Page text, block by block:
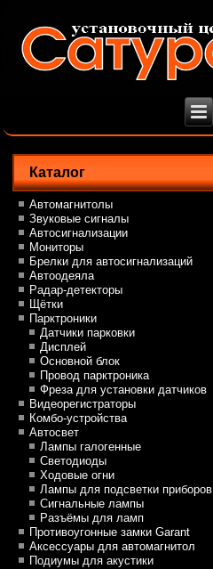
Каталог
Автомагнитолы
Звуковые сигналы
Автосигнализации
Мониторы
Брелки для автосигнализаций
Автоодеяла
Радар-детекторы
Щётки
Парктроники
Датчики парковки
Дисплей
Основной блок
Провод парктроника
Фреза для установки датчиков
Видеорегистраторы
Комбо-устройства
Автосвет
Лампы галогенные
Светодиоды
Ходовые огни
Лампы для подсветки приборов
Сигнальные лампы
Разъёмы для ламп
Противоугонные замки Garant
Аксессуары для автомагнитол
Подиумы для акустики